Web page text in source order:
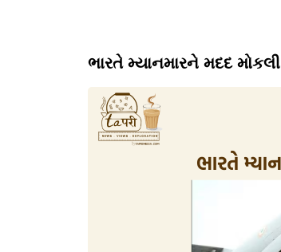
ભારતે મ્યાનમારને મદદ મોકલી